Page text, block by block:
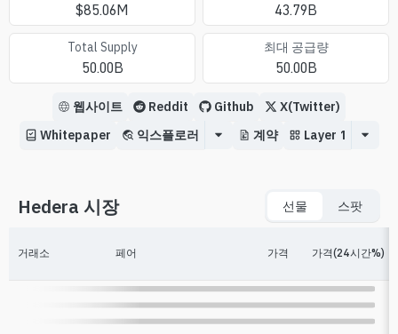
$85.06M 43.79B
Total Supply
50.00B
최대 공급량
50.00B
웹사이트 Reddit Github
X(Twitter)
Whitepaper
익스플로러 계약 Layer 1
Hedera 시장 선물 스팟
거래소 페어 가격 가격(24시간%)